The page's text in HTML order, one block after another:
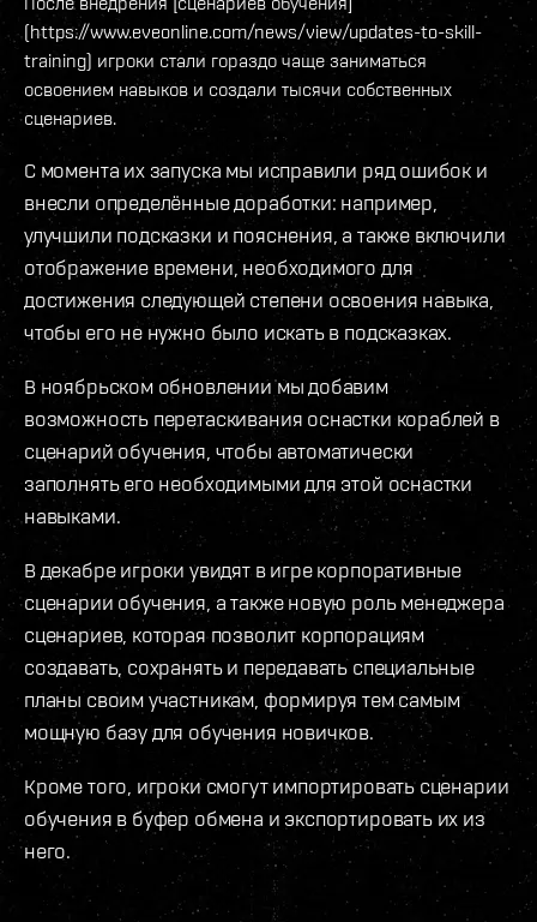
(https://www.eveonline.com/news/view/updates-to-skill-
training) игроки стали гораздо чаще заниматься
освоением навыков и создали тысячи собственных
сценариев.
С момента их запуска мы исправили ряд ошибок и
внесли определённые доработки: например,
улучшили подсказки и пояснения, а также включили
отображение времени, необходимого для
достижения следующей степени освоения навыка,
чтобы его не нужно было искать в подсказках.
В ноябрьском обновлении мы добавим
возможность перетаскивания оснастки кораблей в
сценарий обучения, чтобы автоматически
заполнять его необходимыми для этой оснастки
навыками.
В декабре игроки увидят в игре корпоративные
сценарии обучения, а также новую роль менеджера
сценариев, которая позволит корпорациям
создавать, сохранять и передавать специальные
планы своим участникам, формируя тем самым
мощную базу для обучения новичков.
Кроме того, игроки смогут импортировать сценарии
обучения в буфер обмена и экспортировать их из
него.